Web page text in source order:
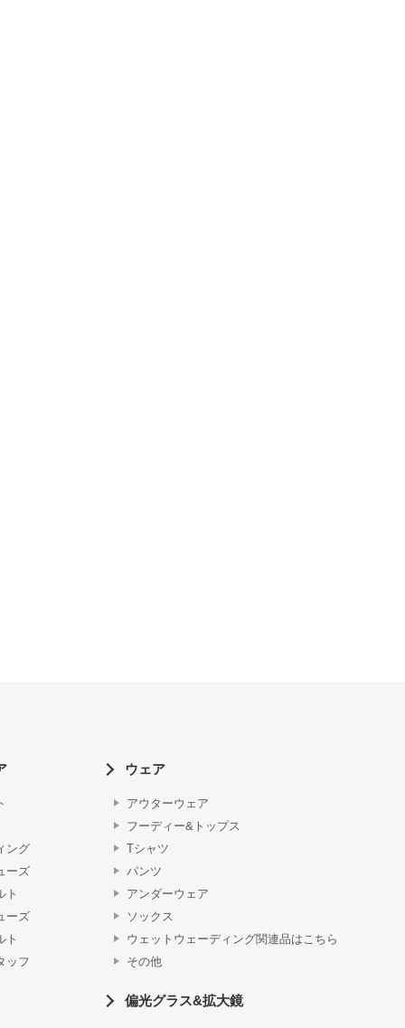
ング
ーズ
ト
ーズ
ト
ッフ
ウェア
アウターウェア
フーディー&トップス
Tシャツ
パンツ
アンダーウェア
ソックス
ウェットウェーディング関連品はこちら
その他
偏光グラス&拡大鏡